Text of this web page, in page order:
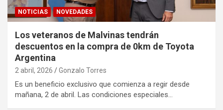
NOTICIAS NOVEDADES
Los veteranos de Malvinas tendrán
descuentos en la compra de 0km de Toyota
Argentina
2 abril, 2026 Gonzalo Torres
Es un beneficio exclusivo que comienza a regir desde
mañana, 2 de abril. Las condiciones especiales…